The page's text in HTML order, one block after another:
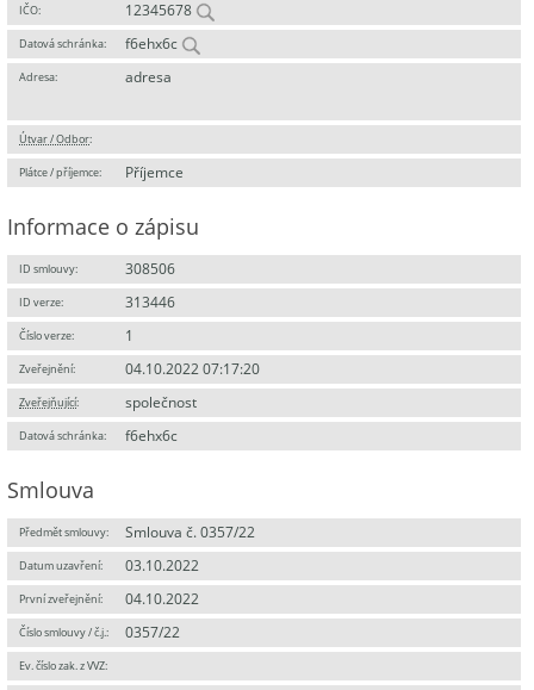
IČO: 12345678
Datová schránka: f6ehx6c
Adresa: adresa
Útvar / Odbor:
Plátce / příjemce: Příjemce
Informace o zápisu
ID smlouvy: 308506
ID verze: 313446
Číslo verze: 1
Zveřejnění: 04.10.2022 07:17:20
Zveřejňující: společnost
Datová schránka: f6ehx6c
Smlouva
Předmět smlouvy: Smlouva č. 0357/22
Datum uzavření: 03.10.2022
První zveřejnění: 04.10.2022
Číslo smlouvy / č.j.: 0357/22
Ev. číslo zak. z VVZ: